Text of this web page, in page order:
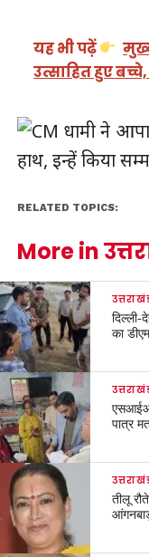
यह भी पढ़ें
उत्साहित हुए
RELATED TOPICS:
More in
दिल्ली-
का
पात्र
तीलू